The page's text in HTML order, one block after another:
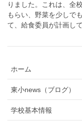
りました。これは、全
もらい、野菜を少しで
て、給食委員が計画し
ホーム
東小news（ブログ）
学校基本情報